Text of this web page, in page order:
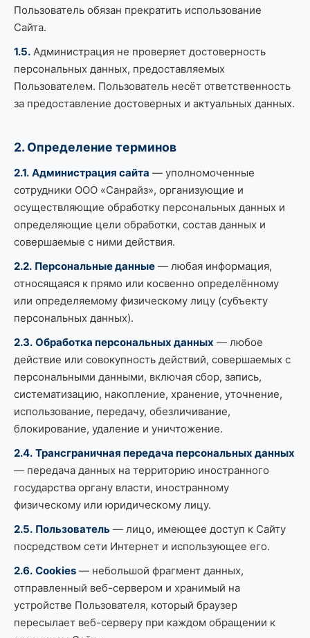
Пользователь обязан прекратить использование
Сайта.
1.5. Администрация не проверяет достоверность
персональных данных, предоставляемых
Пользователем. Пользователь несёт ответственность
за предоставление достоверных и актуальных данных.
2. Определение терминов
2.1. Администрация сайта — уполномоченные
сотрудники ООО «Санрайз», организующие и
осуществляющие обработку персональных данных и
определяющие цели обработки, состав данных и
совершаемые с ними действия.
2.2. Персональные данные — любая информация,
относящаяся к прямо или косвенно определённому
или определяемому физическому лицу (субъекту
персональных данных).
2.3. Обработка персональных данных — любое
действие или совокупность действий, совершаемых с
персональными данными, включая сбор, запись,
систематизацию, накопление, хранение, уточнение,
использование, передачу, обезличивание,
блокирование, удаление и уничтожение.
2.4. Трансграничная передача персональных данных
— передача данных на территорию иностранного
государства органу власти, иностранному
физическому или юридическому лицу.
2.5. Пользователь — лицо, имеющее доступ к Сайту
посредством сети Интернет и использующее его.
2.6. Cookies — небольшой фрагмент данных,
отправленный веб-сервером и хранимый на
устройстве Пользователя, который браузер
пересылает веб-серверу при каждом обращении к